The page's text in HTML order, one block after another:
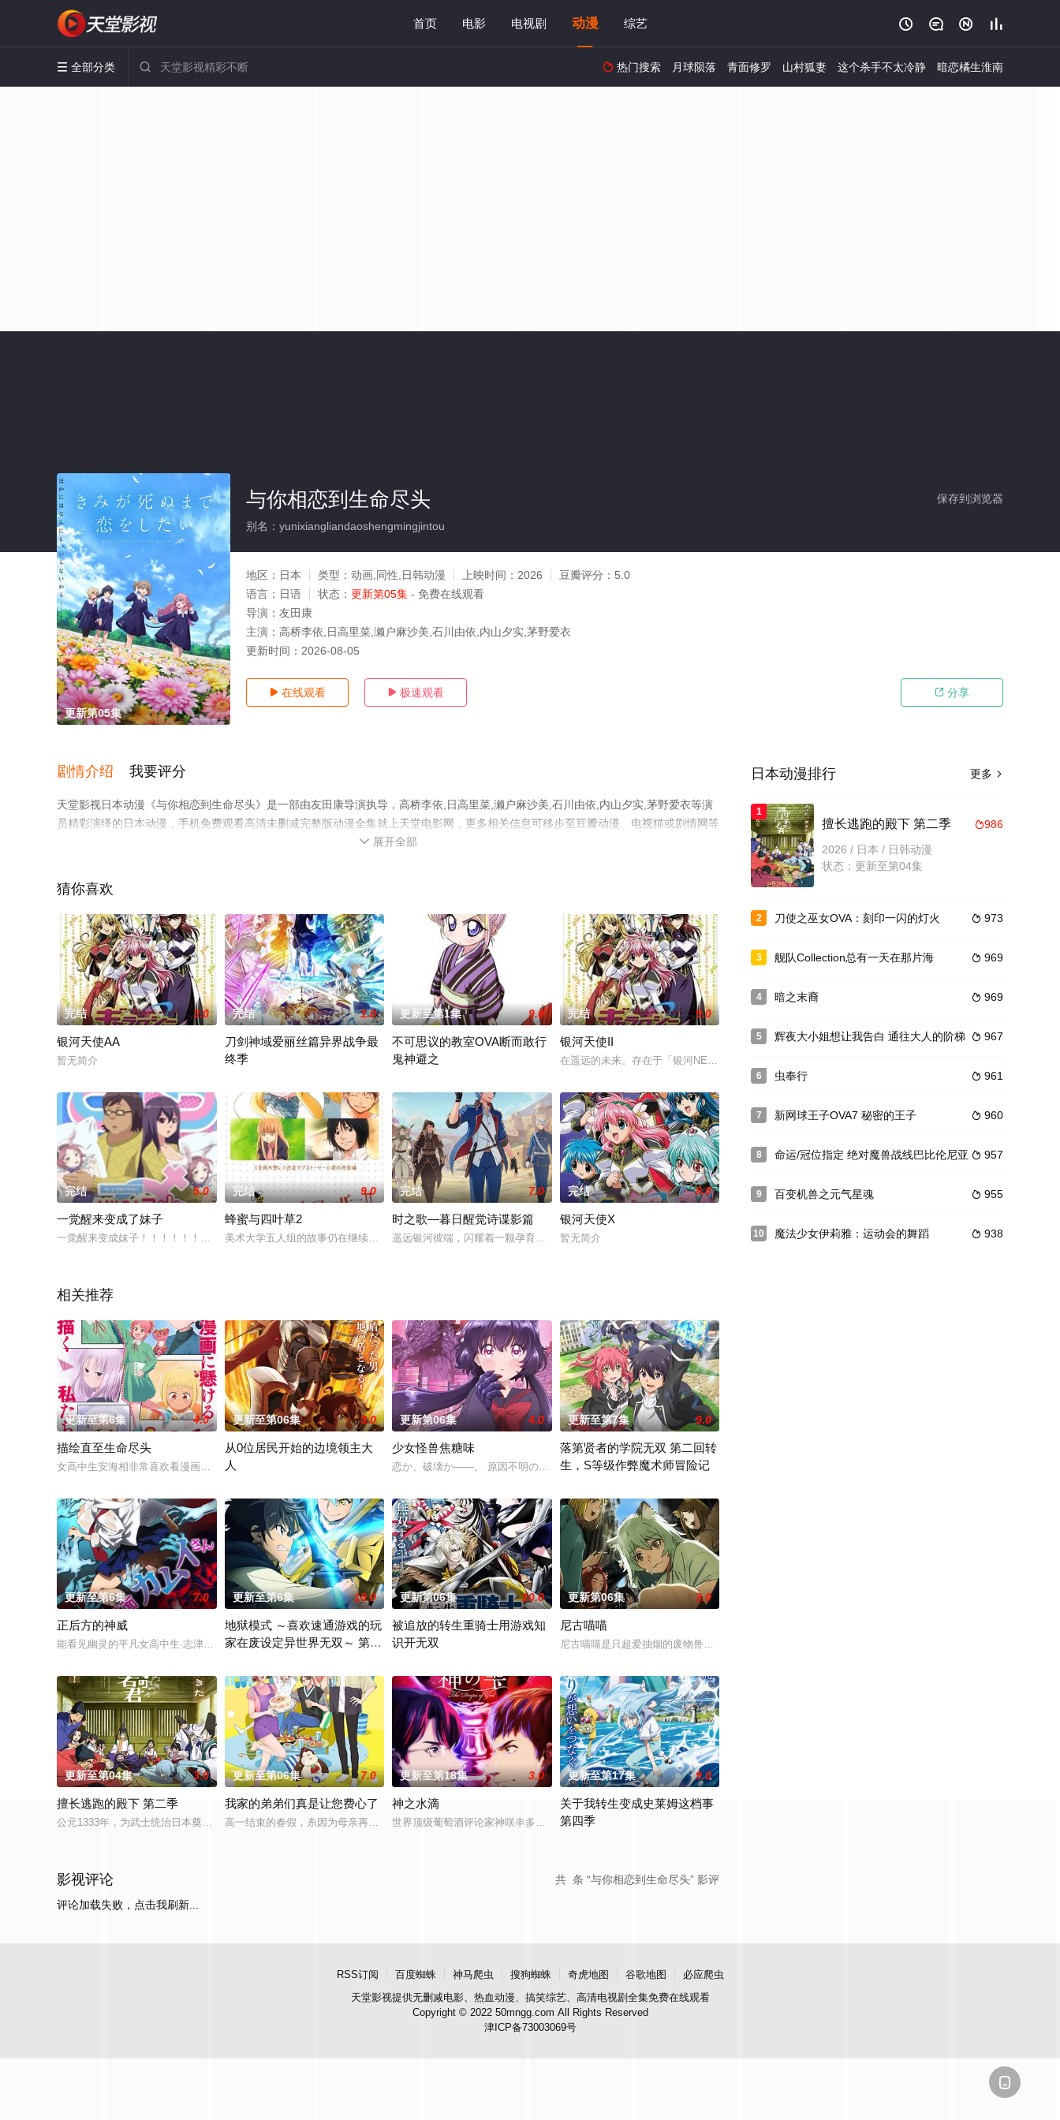
首页 电影 电视剧 动漫 综艺    
 全部分类   热门搜索 月球陨落 青面修罗 山村狐妻 这个杀手不太冷静 暗恋橘生淮南
更新第05集
保存到浏览器
与你相恋到生命尽头
别名：yunixiangliandaoshengmingjintou
地区： 日本 类型： 动画,同性,日韩动漫 上映时间： 2026 豆瓣评分： 5.0
语言： 日语 状态： 更新第05集 - 免费在线观看
导演： 友田康
主演： 高桥李依,日高里菜,濑户麻沙美,石川由依,内山夕实,茅野爱衣
更新时间： 2026-08-05
 在线观看  极速观看  分享
剧情介绍 我要评分
天堂影视日本动漫《与你相恋到生命尽头》是一部由友田康导演执导，高桥李依,日高里菜,濑户麻沙美,石川由依,内山夕实,茅野爱衣等演
员精彩演绎的日本动漫，手机免费观看高清未删减完整版动漫全集就上天堂电影网，更多相关信息可移步至豆瓣动漫、电视猫或剧情网等
 展开全部
猜你喜欢
完结 3.0
银河天使AA
暂无简介
完结 1.0
刀剑神域爱丽丝篇异界战争最
终季
以《最终负荷实验》为名，将Underworld全土卷入的《人界》军与暗之军势的战争。 战局逐渐转变为企图夺取《光之巫女》爱丽丝的
更新至第1集 9.0
不可思议的教室OVA断而敢行
鬼神避之
完结 9.0
银河天使II
在遥远的未来。存在于「银河NEUE」的塞尔达尔行星上，作为与另一银河「银河EDEN」德兰士瓦行星的友
完结 5.0
一觉醒来变成了妹子
一觉醒来变成妹子！！！！！！！！！！！！！！！！！！！！
完结 9.0
蜂蜜与四叶草2
美术大学五人组的故事仍在继续。竹本（神谷浩史 配音）结束了寻找自我的单车之旅，在盛放烟火的晚上对阿久（工藤晴香 配音）说出了那句
完结 7.0
时之歌—暮日醒觉诗谍影篇
遥远银河彼端，闪耀着一颗孕育魔法神力的星球——维尔哈伦。在至高天神的庇护下，这里的人民过着平静的生活。直到纪元3836年，一名神
完结 8.0
银河天使X
暂无简介
相关推荐
更新至第6集 4.0
描绘直至生命尽头
女高中生安海相非常喜欢看漫画，尤其是 ☆野0 的《机器太与狸太》。国文老师手岛斥责她是浪费生命、声称漫画都是虚构，在没收漫画后，
更新至第06集 3.0
从0位居民开始的边境领主大
人
更新第06集 4.0
少女怪兽焦糖味
恋か、破壊か――。 原因不明の病に悩まされている女子高生・赤石黒絵（クロエ）。 不器用で人との交流を避けて生きてきた彼女は、とあ
更新至第7集 9.0
落第贤者的学院无双 第二回转
生，S等级作弊魔术师冒险记
更新至第6集 7.0
正后方的神威
能看见幽灵的平凡女高中生·志津香，利用容易吸引幽灵的特殊体质，从旁协助知名灵能力者·神威除灵。 拥有压倒性灵力的神威，除灵方式却
更新至第6集 10.0
地狱模式 ～喜欢速通游戏的玩
家在废设定异世界无双～ 第二
更新第06集 10.0
被追放的转生重骑士用游戏知
识开无双
更新第06集 3.0
尼古喵喵
尼古喵喵是只超爱抽烟的废物兽人！ 因为缺乏伦理与卫生观念，不是把烟头往窗外乱丢，就是对人乱吐口水
更新至第04集 3.0
擅长逃跑的殿下 第二季
公元1333年，为武士统治日本奠定基石的镰仓幕府，因其所信任的幕臣——足利尊氏的谋反而宣告灭亡。 失去了一切、被推入绝望深渊的幕
更新至第06集 7.0
我家的弟弟们真是让您费心了
高一结束的春假，糸因为母亲再婚而搬家。 但让她没想到的是，竟多了四个弟弟，令她大为震惊！ 虽然她全力想与新家人打好关系，但长男·
更新至第18集 3.0
神之水滴
世界顶级葡萄酒评论家神咲丰多香去世以后，留下了价值20亿日圆的丰厚遗产和一封遗书。在遗书中他宣布，只有以“盲饮”方式猜中他指定的
更新至第17集 9.0
关于我转生变成史莱姆这档事
第四季
共 条 “与你相恋到生命尽头” 影评
影视评论
评论加载失败，点击我刷新...
更多 
日本动漫排行
1
986
擅长逃跑的殿下 第二季
2026 / 日本 / 日韩动漫
状态：更新至第04集
2  973
刀使之巫女OVA：刻印一闪的灯火
3  969
舰队Collection总有一天在那片海
4  969
暗之末裔
5  967
辉夜大小姐想让我告白 通往大人的阶梯
6  961
虫奉行
7  960
新网球王子OVA7 秘密的王子
8  957
命运/冠位指定 绝对魔兽战线巴比伦尼亚
9  955
百变机兽之元气星魂
10  938
魔法少女伊莉雅：运动会的舞蹈

RSS订阅 百度蜘蛛 神马爬虫 搜狗蜘蛛 奇虎地图 谷歌地图
必应爬虫
天堂影视提供无删减电影、热血动漫、搞笑综艺、高清电视剧全集免费在线观看
Copyright © 2022 50mngg.com All Rights Reserved
津ICP备73003069号